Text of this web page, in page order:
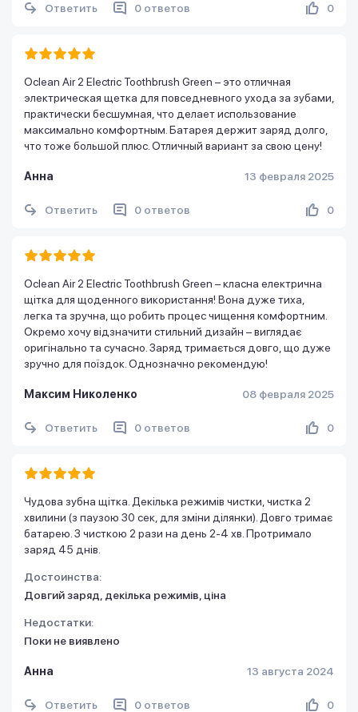
Ответить 0 ответов 0
Oclean Air 2 Electric Toothbrush Green – это отличная
электрическая щетка для повседневного ухода за зубами,
практически бесшумная, что делает использование
максимально комфортным. Батарея держит заряд долго,
что тоже большой плюс. Отличный вариант за свою цену!
Анна 13 февраля 2025
Ответить 0 ответов 0
Oclean Air 2 Electric Toothbrush Green – класна електрична
щітка для щоденного використання! Вона дуже тиха,
легка та зручна, що робить процес чищення комфортним.
Окремо хочу відзначити стильний дизайн – виглядає
оригінально та сучасно. Заряд тримається довго, що дуже
зручно для поїздок. Однозначно рекомендую!
Максим Николенко 08 февраля 2025
Ответить 0 ответов 0
Чудова зубна щітка. Декілька режимів чистки, чистка 2
хвилини (з паузою 30 сек, для зміни ділянки). Довго тримає
батарею. З чисткою 2 рази на день 2-4 хв. Протримало
заряд 45 днів.
Достоинства:
Довгий заряд, декілька режимів, ціна
Недостатки:
Поки не виявлено
Анна 13 августа 2024
Ответить 0 ответов 0